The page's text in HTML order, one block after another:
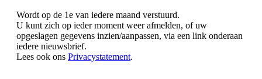
Wordt op de 1e van iedere maand verstuurd.
U kunt zich op ieder moment weer afmelden, of uw
opgeslagen gegevens inzien/aanpassen, via een link onderaan
iedere nieuwsbrief.
Lees ook ons Privacystatement.